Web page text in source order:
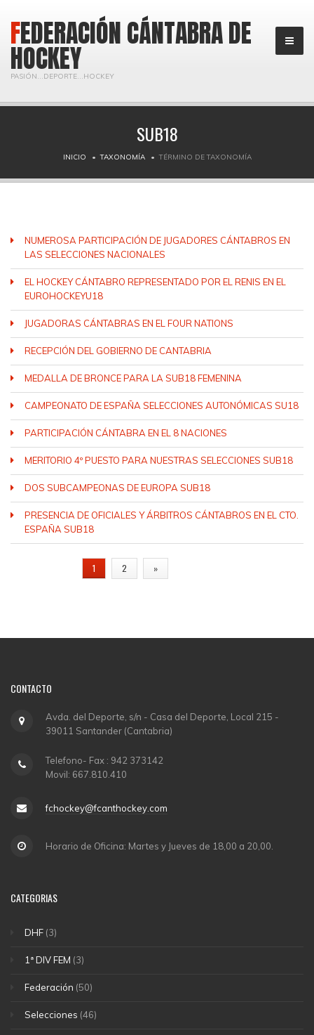
FEDERACIÓN CÁNTABRA DE
HOCKEY
PASIÓN...DEPORTE...HOCKEY
SUB18
INICIO TAXONOMÍA TÉRMINO DE TAXONOMÍA
NUMEROSA PARTICIPACIÓN DE JUGADORES CÁNTABROS EN
LAS SELECCIONES NACIONALES
EL HOCKEY CÁNTABRO REPRESENTADO POR EL RENIS EN EL
EUROHOCKEYU18
JUGADORAS CÁNTABRAS EN EL FOUR NATIONS
RECEPCIÓN DEL GOBIERNO DE CANTABRIA
MEDALLA DE BRONCE PARA LA SUB18 FEMENINA
CAMPEONATO DE ESPAÑA SELECCIONES AUTONÓMICAS SU18
PARTICIPACIÓN CÁNTABRA EN EL 8 NACIONES
MERITORIO 4º PUESTO PARA NUESTRAS SELECCIONES SUB18
DOS SUBCAMPEONAS DE EUROPA SUB18
PRESENCIA DE OFICIALES Y ÁRBITROS CÁNTABROS EN EL CTO.
ESPAÑA SUB18
1 2 »
CONTACTO
Avda. del Deporte, s/n - Casa del Deporte, Local 215 -
39011 Santander (Cantabria)
Telefono- Fax : 942 373142
Movil: 667.810.410
fchockey@fcanthockey.com
Horario de Oficina: Martes y Jueves de 18,00 a 20,00.
CATEGORIAS
DHF (3)
1ª DIV FEM (3)
Federación (50)
Selecciones (46)